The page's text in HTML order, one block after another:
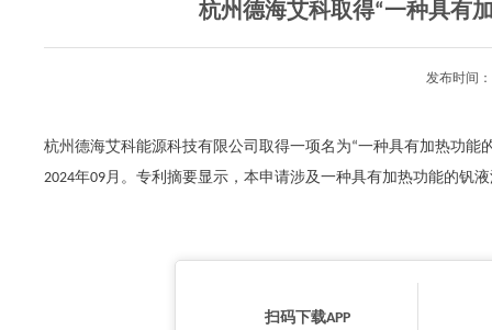
杭州德海艾科取得“一种具有
发布时间
杭州德海艾科能源科技有限公司取得一项名为“一种具有加热功能
2024年09月。专利摘要显示，本申请涉及一种具有加热功能的钒
扫码下载APP